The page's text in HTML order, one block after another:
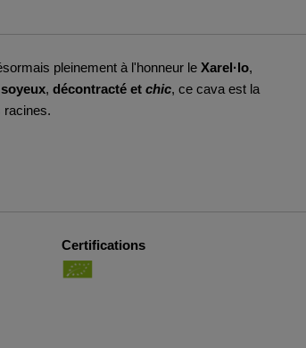
pleinement à l'honneur le Xarel·lo,
, décontracté et chic, ce cava est la
racines.
Certifications